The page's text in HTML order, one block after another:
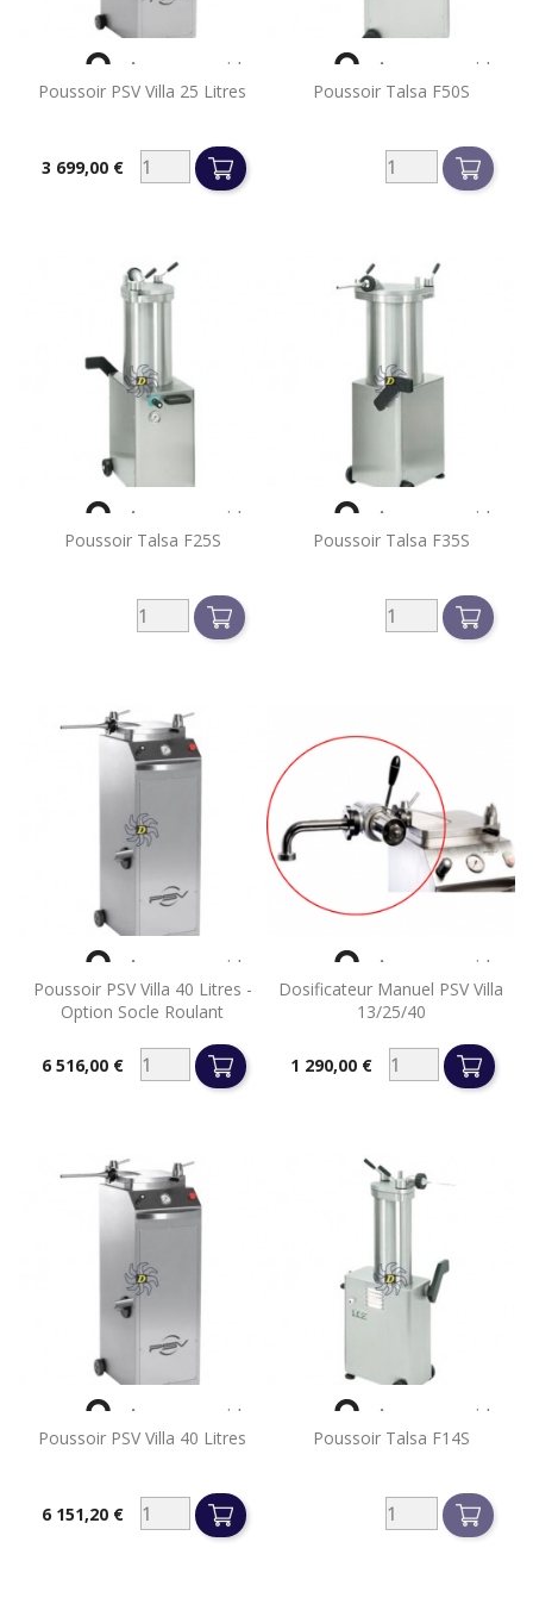
Poussoir PSV Villa 25 Litres
Prix3 699,00 €
 Aperçu rapide
Poussoir Talsa F50S
 Aperçu rapide
Poussoir Talsa F25S
 Aperçu rapide
Poussoir Talsa F35S
 Aperçu rapide
Poussoir PSV Villa 40 Litres -
Option Socle Roulant
Prix6 516,00 €
 Aperçu rapide
Dosificateur Manuel PSV Villa
13/25/40
Prix1 290,00 €
 Aperçu rapide
Poussoir PSV Villa 40 Litres
Prix6 151,20 €
 Aperçu rapide
Poussoir Talsa F14S
 Aperçu rapide